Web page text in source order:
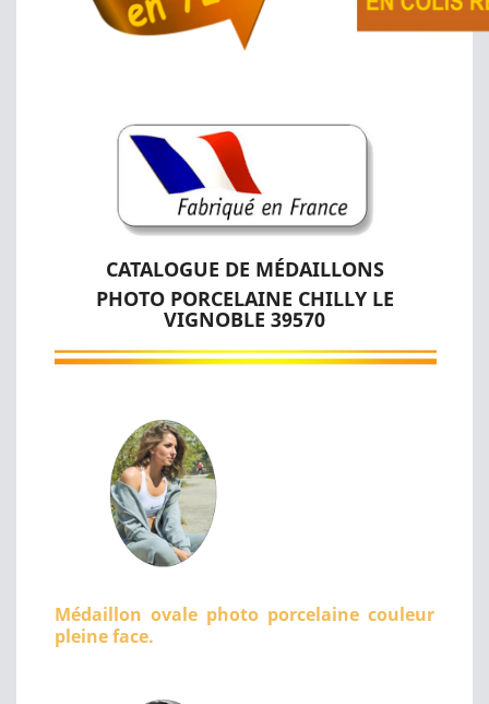
CATALOGUE DE MÉDAILLONS
PHOTO PORCELAINE CHILLY LE
VIGNOBLE 39570
Médaillon ovale photo porcelaine couleur
pleine face.